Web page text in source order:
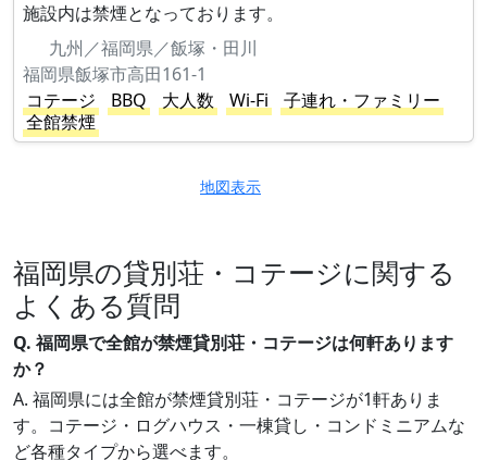
施設内は禁煙となっております。
九州／福岡県／飯塚・田川
福岡県飯塚市高田161-1
コテージ
BBQ 大人数 Wi-Fi
子連れ・ファミリー
全館禁煙
地図表示
福岡県の貸別荘・コテージに関する
よくある質問
Q. 福岡県で全館が禁煙貸別荘・コテージは何軒あります
か？
A. 福岡県には全館が禁煙貸別荘・コテージが1軒ありま
す。コテージ・ログハウス・一棟貸し・コンドミニアムな
ど各種タイプから選べます。